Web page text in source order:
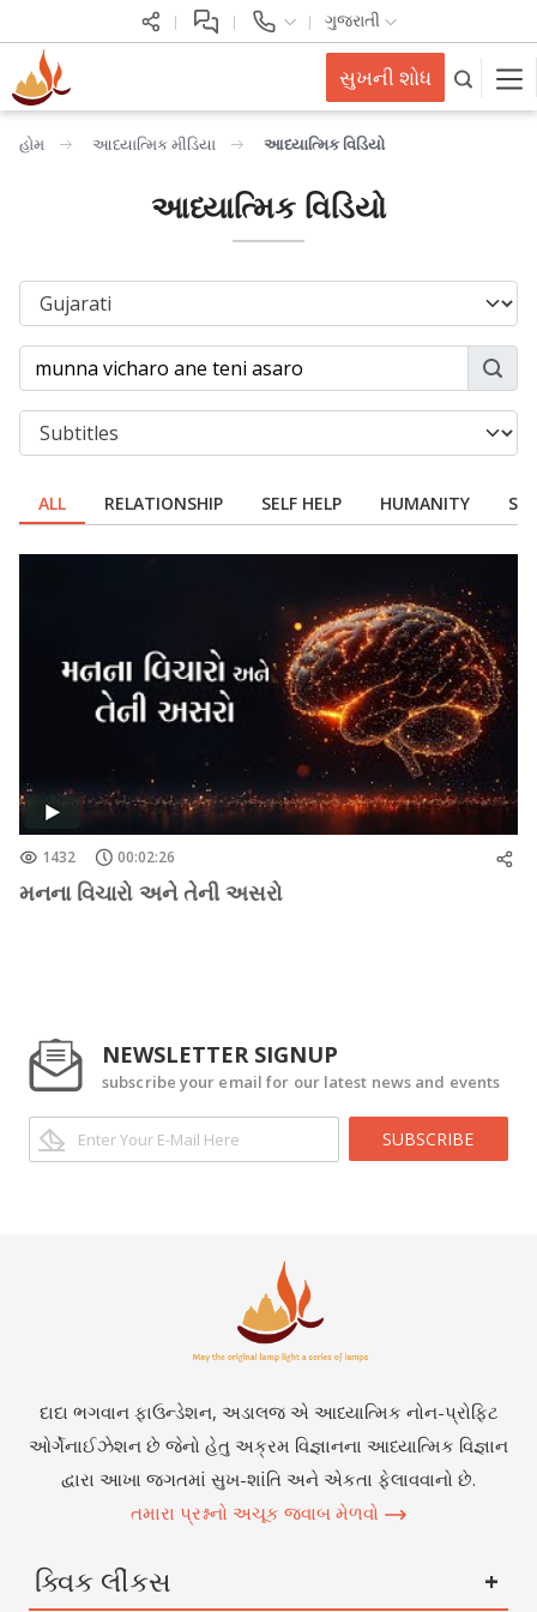
ગુજરાતી
સુખની શોધ
હોમ આધ્યાત્મિક મીડિયા આધ્યાત્મિક વિડિયો
આધ્યાત્મિક વિડિયો
ALL RELATIONSHIP SELF HELP HUMANITY
1432 00:02:26
મનના વિચારો અને તેની અસરો
NEWSLETTER SIGNUP
subscribe your email for our latest news and events
SUBSCRIBE
દાદા ભગવાન ફાઉન્ડેશન, અડાલજ એ આધ્યાત્મિક નોન-પ્રોફિટ
ઓર્ગેનાઈઝેશન છે જેનો હેતુ અક્રમ વિજ્ઞાનના આધ્યાત્મિક વિજ્ઞાન
દ્વારા આખા જગતમાં સુખ-શાંતિ અને એકતા ફેલાવવાનો છે.
તમારા પ્રશ્નનો અચૂક જવાબ મેળવો
ક્વિક લીંકસ